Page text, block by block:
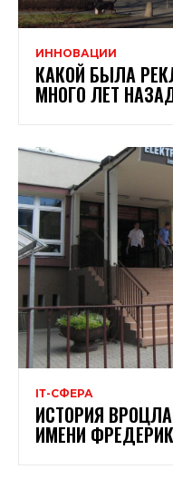
ИННОВАЦИИ
КАКОЙ БЫЛА
МНОГО ЛЕТ
ІТ-СФЕРА
ИСТОРИЯ
ИМЕНИ